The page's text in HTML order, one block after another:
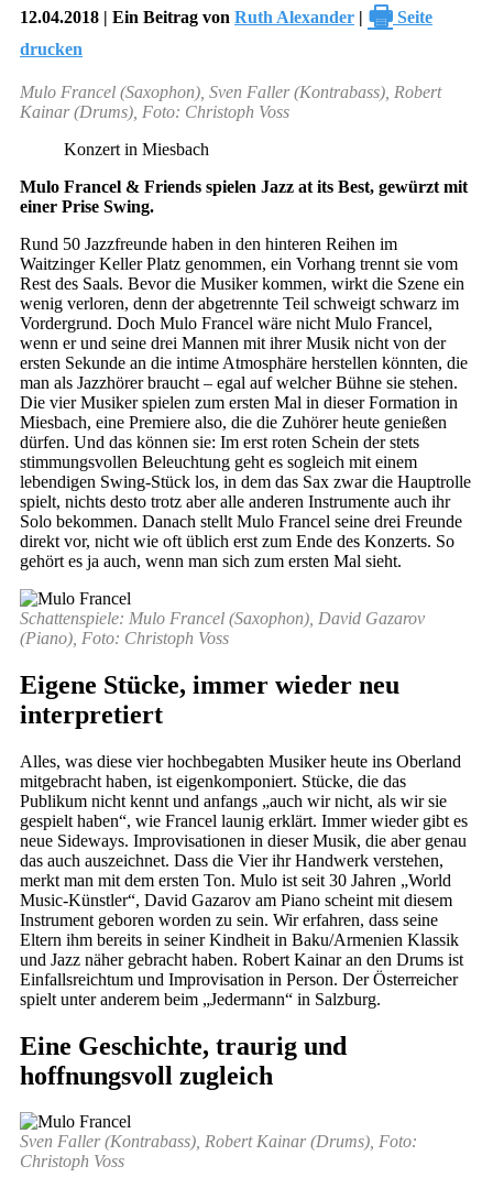
12.04.2018 | Ein Beitrag von Ruth Alexander | 🖶 Seite
drucken
Mulo Francel (Saxophon), Sven Faller (Kontrabass), Robert
Kainar (Drums), Foto: Christoph Voss
Konzert in Miesbach
Mulo Francel & Friends spielen Jazz at its Best, gewürzt mit
einer Prise Swing.
Rund 50 Jazzfreunde haben in den hinteren Reihen im
Waitzinger Keller Platz genommen, ein Vorhang trennt sie vom
Rest des Saals. Bevor die Musiker kommen, wirkt die Szene ein
wenig verloren, denn der abgetrennte Teil schweigt schwarz im
Vordergrund. Doch Mulo Francel wäre nicht Mulo Francel,
wenn er und seine drei Mannen mit ihrer Musik nicht von der
ersten Sekunde an die intime Atmosphäre herstellen könnten, die
man als Jazzhörer braucht – egal auf welcher Bühne sie stehen.
Die vier Musiker spielen zum ersten Mal in dieser Formation in
Miesbach, eine Premiere also, die die Zuhörer heute genießen
dürfen. Und das können sie: Im erst roten Schein der stets
stimmungsvollen Beleuchtung geht es sogleich mit einem
lebendigen Swing-Stück los, in dem das Sax zwar die Hauptrolle
spielt, nichts desto trotz aber alle anderen Instrumente auch ihr
Solo bekommen. Danach stellt Mulo Francel seine drei Freunde
direkt vor, nicht wie oft üblich erst zum Ende des Konzerts. So
gehört es ja auch, wenn man sich zum ersten Mal sieht.
Schattenspiele: Mulo Francel (Saxophon), David Gazarov
(Piano), Foto: Christoph Voss
Eigene Stücke, immer wieder neu
interpretiert
Alles, was diese vier hochbegabten Musiker heute ins Oberland
mitgebracht haben, ist eigenkomponiert. Stücke, die das
Publikum nicht kennt und anfangs „auch wir nicht, als wir sie
gespielt haben“, wie Francel launig erklärt. Immer wieder gibt es
neue Sideways. Improvisationen in dieser Musik, die aber genau
das auch auszeichnet. Dass die Vier ihr Handwerk verstehen,
merkt man mit dem ersten Ton. Mulo ist seit 30 Jahren „World
Music-Künstler“, David Gazarov am Piano scheint mit diesem
Instrument geboren worden zu sein. Wir erfahren, dass seine
Eltern ihm bereits in seiner Kindheit in Baku/Armenien Klassik
und Jazz näher gebracht haben. Robert Kainar an den Drums ist
Einfallsreichtum und Improvisation in Person. Der Österreicher
spielt unter anderem beim „Jedermann“ in Salzburg.
Eine Geschichte, traurig und
hoffnungsvoll zugleich
Sven Faller (Kontrabass), Robert Kainar (Drums), Foto:
Christoph Voss